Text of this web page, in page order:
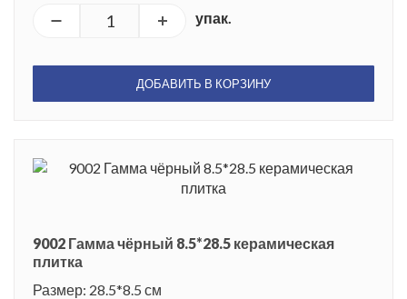
упак.
ДОБАВИТЬ В КОРЗИНУ
9002 Гамма чёрный 8.5*28.5 керамическая
плитка
Размер: 28.5*8.5 см